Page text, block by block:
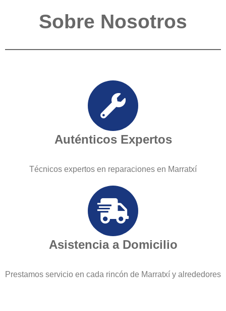
Sobre Nosotros
Auténticos Expertos
Técnicos expertos en reparaciones en Marratxí
Asistencia a Domicilio
Prestamos servicio en cada rincón de Marratxí y alrededores